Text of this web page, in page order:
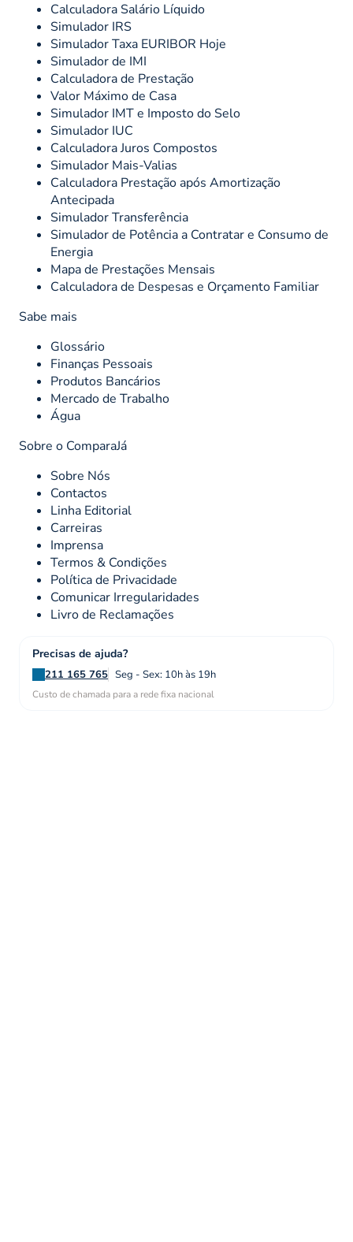
Calculadora Salário Líquido
Simulador IRS
Simulador Taxa EURIBOR Hoje
Simulador de IMI
Calculadora de Prestação
Valor Máximo de Casa
Simulador IMT e Imposto do Selo
Simulador IUC
Calculadora Juros Compostos
Simulador Mais-Valias
Calculadora Prestação após Amortização
Antecipada
Simulador Transferência
Simulador de Potência a Contratar e Consumo de
Energia
Mapa de Prestações Mensais
Calculadora de Despesas e Orçamento Familiar
Sabe mais
Glossário
Finanças Pessoais
Produtos Bancários
Mercado de Trabalho
Água
Sobre o ComparaJá
Sobre Nós
Contactos
Linha Editorial
Carreiras
Imprensa
Termos & Condições
Política de Privacidade
Comunicar Irregularidades
Livro de Reclamações
Precisas de ajuda?
211 165 765 Seg - Sex: 10h às 19h
Custo de chamada para a rede fixa nacional